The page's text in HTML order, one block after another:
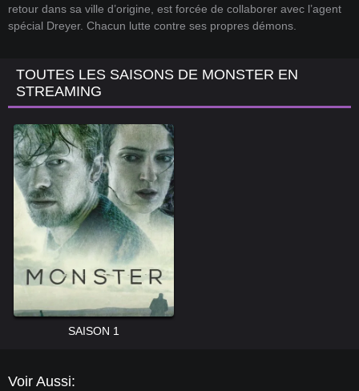
retour dans sa ville d’origine, est forcée de collaborer avec l’agent
spécial Dreyer. Chacun lutte contre ses propres démons.
TOUTES LES SAISONS DE MONSTER EN
STREAMING
SAISON 1
Voir Aussi: